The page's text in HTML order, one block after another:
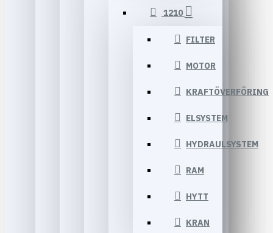
1210
FILTER
MOTOR
KRAFTÖVERFÖRING
ELSYSTEM
HYDRAULSYSTEM
RAM
HYTT
KRAN